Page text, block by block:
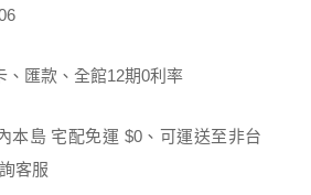
匯款、全館12期0利率
本島 宅配免運 $0、可運送至非台
客服